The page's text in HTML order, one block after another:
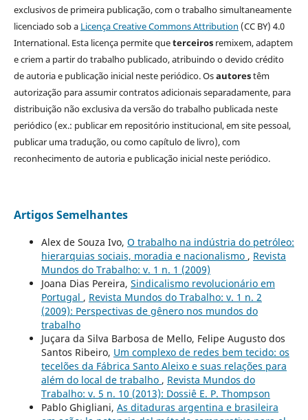
exclusivos de primeira publicação, com o trabalho simultaneamente
licenciado sob a Licença Creative Commons Attribution (CC BY) 4.0
International. Esta licença permite queterceirosremixem, adaptem
e criem a partir do trabalho publicado, atribuindo o devido crédito
de autoria e publicação inicial neste periódico. Osautorestêm
autorização para assumir contratos adicionais separadamente, para
distribuição não exclusiva da versão do trabalho publicada neste
periódico (ex.: publicar em repositório institucional, em site pessoal,
publicar uma tradução, ou como capítulo de livro), com
reconhecimento de autoria e publicação inicial neste periódico.
Artigos Semelhantes
Alex de Souza Ivo, O trabalho na indústria do petróleo:
hierarquias sociais, moradia e nacionalismo , Revista
Mundos do Trabalho: v. 1 n. 1 (2009)
Joana Dias Pereira, Sindicalismo revolucionário em
Portugal , Revista Mundos do Trabalho: v. 1 n. 2
(2009): Perspectivas de gênero nos mundos do
trabalho
Juçara da Silva Barbosa de Mello, Felipe Augusto dos
Santos Ribeiro, Um complexo de redes bem tecido: os
tecelões da Fábrica Santo Aleixo e suas relações para
além do local de trabalho , Revista Mundos do
Trabalho: v. 5 n. 10 (2013): Dossiê E. P. Thompson
Pablo Ghigliani, As ditaduras argentina e brasileira